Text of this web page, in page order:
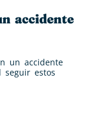
accidente
un accidente
seguir estos